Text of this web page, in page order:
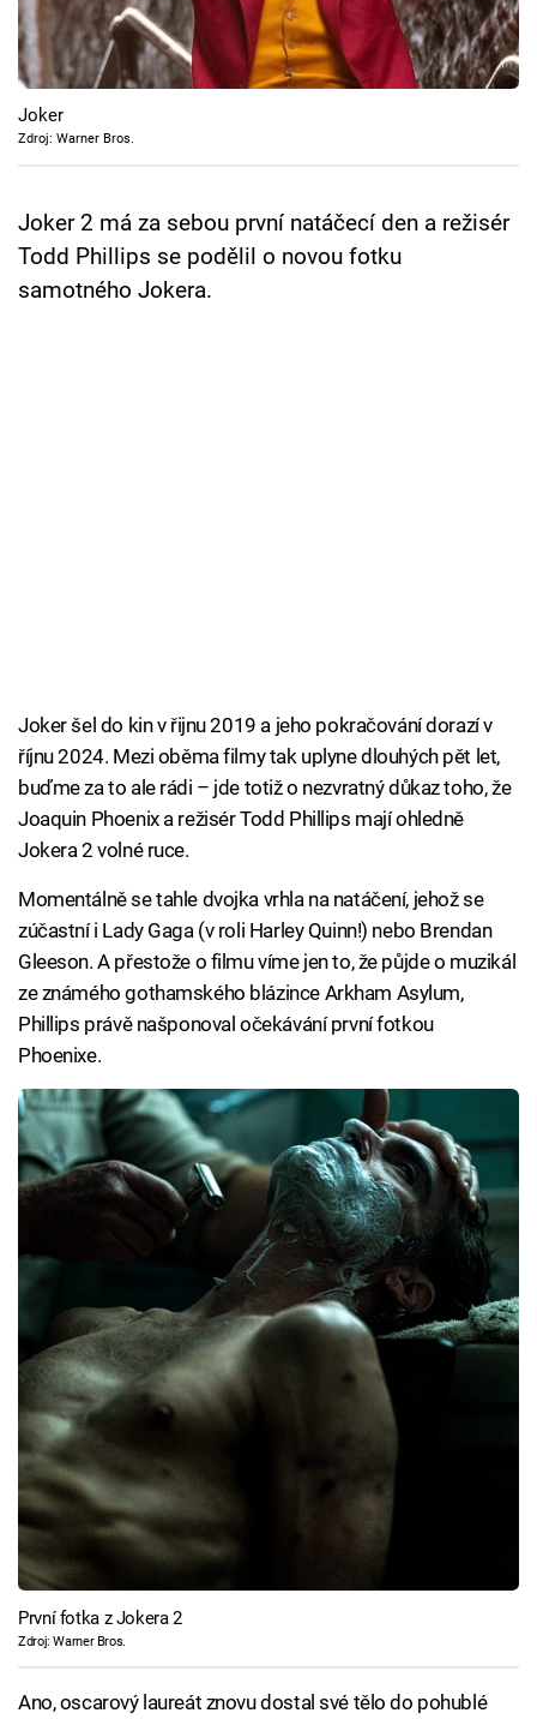
Cool Esport
Pořady
TV Program
Přihlášení
Joker
Zdroj: Warner Bros.
Joker 2 má za sebou první natáčecí den a režisér
Todd Phillips se podělil o novou fotku
samotného Jokera.
Joker šel do kin v řijnu 2019 a jeho pokračování dorazí v
říjnu 2024. Mezi oběma filmy tak uplyne dlouhých pět let,
buďme za to ale rádi – jde totiž o nezvratný důkaz toho, že
Joaquin Phoenix a režisér Todd Phillips mají ohledně
Jokera 2 volné ruce.
Momentálně se tahle dvojka vrhla na natáčení, jehož se
zúčastní i Lady Gaga (v roli Harley Quinn!) nebo Brendan
Gleeson. A přestože o filmu víme jen to, že půjde o muzikál
ze známého gothamského blázince Arkham Asylum,
Phillips právě našponoval očekávání první fotkou
Phoenixe.
První fotka z Jokera 2
Zdroj: Warner Bros.
Ano, oscarový laureát znovu dostal své tělo do pohublé